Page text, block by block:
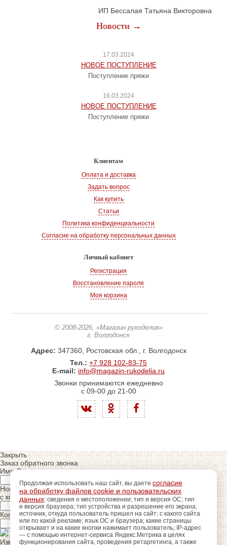
ИП Бессалая Татьяна Викторовна
Новости →
17.03.2024
НОВОЕ ПОСТУПЛЕНИЕ
Поступление пряжи
16.03.2024
НОВОЕ ПОСТУПЛЕНИЕ
Поступление пряжи
Клиентам
Оплата и доставка
Задать вопрос
Как купить
Статьи
Политика конфиденциальности
Согласие на обработку персональных данных
Личный кабинет
Регистрация
Восстановление пароля
Моя корзина
© 2008-2026, «Магазин рукоделия»
г. Волгодонск
Адрес: 347360, Ростовская обл., г. Волгодонск
Тел.: +7 928 102-83-75
E-mail: info@magazin-rukodelia.ru
Звонки принимаются ежедневно
с 09-00 до 21-00
Продолжая использовать наш сайт, вы даете согласие
на обработку файлов cookie и пользовательских
данных: сведения о местоположении; тип и версия ОС; тип
и версия браузера; тип устройства и разрешение его экрана;
источник, откуда пользователь пришел на сайт; с какого сайта
или по какой рекламе; язык ОС и браузера; какие страницы
открывает и на какие кнопки нажимает пользователь; IP-адрес
— с помощью интернет-сервиса Яндекс.Метрика в целях
функционирования сайта, проведения ретаргетинга, а также
Закрыть
Заказ обратного звонка
Имя Отчество:
Номер телефона:
с кодом города
Когда позвонить?
Изменить число